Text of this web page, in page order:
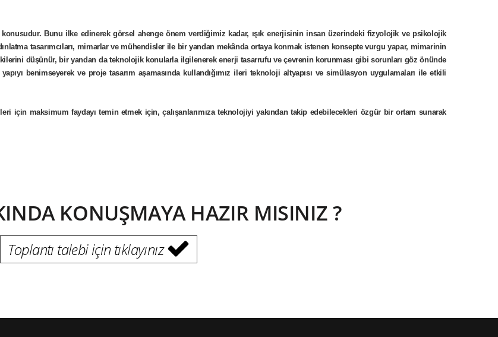
konusudur. Bunu ilke edinerek görsel ahenge önem verdiğimiz kadar, ışık enerjisinin insan üzerindeki fizyolojik ve psikolojik
tasarımcıları, mimarlar ve mühendisler ile bir yandan mekânda ortaya konmak istenen konsepte vurgu yapar, mimarinin
düşünür, bir yandan da teknolojik konularla ilgilenerek enerji tasarrufu ve çevrenin korunması gibi sorunları göz önünde
benimseyerek ve proje tasarım aşamasında kullandığımız ileri teknoloji altyapısı ve simülasyon uygulamaları ile etkili
için maksimum faydayı temin etmek için, çalışanlarımıza teknolojiyi yakından takip edebilecekleri özgür bir ortam sunarak
KONUŞMAYA HAZIR MISINIZ ?
Toplantı talebi için tıklayınız